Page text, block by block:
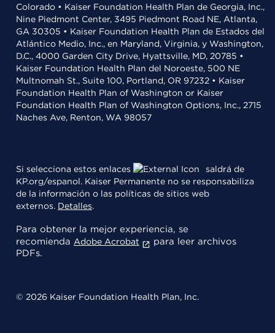
Colorado • Kaiser Foundation Health Plan de Georgia, Inc.,
Nine Piedmont Center, 3495 Piedmont Road NE, Atlanta,
GA 30305 • Kaiser Foundation Health Plan de Estados del
Atlántico Medio, Inc., en Maryland, Virginia, y Washington,
D.C., 4000 Garden City Drive, Hyattsville, MD, 20785 •
Kaiser Foundation Health Plan del Noroeste, 500 NE
Multnomah St., Suite 100, Portland, OR 97232 • Kaiser
Foundation Health Plan of Washington or Kaiser
Foundation Health Plan of Washington Options, Inc., 2715
Naches Ave, Renton, WA 98057
Si selecciona estos enlaces
saldrá de
KP.org/espanol. Kaiser Permanente no se responsabiliza
de la información o las políticas de sitios web
externos. Detalles.
Para obtener la mejor experiencia, se
recomienda Adobe Acrobat
para leer archivos
PDFs.
© 2026 Kaiser Foundation Health Plan, Inc.